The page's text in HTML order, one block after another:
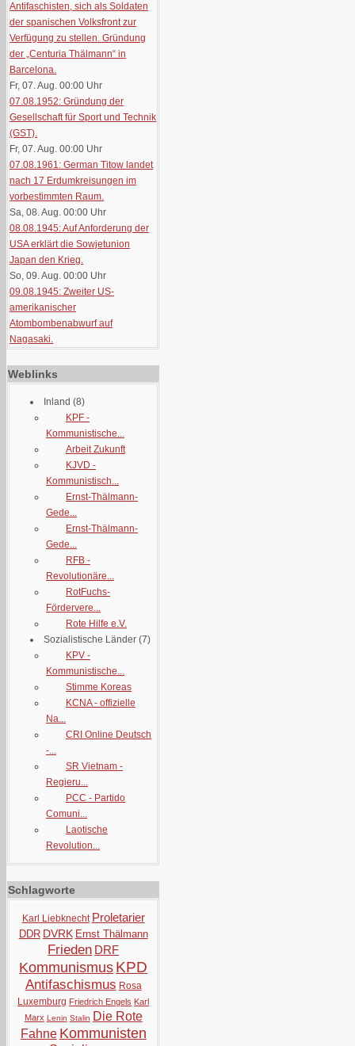
Antifaschisten, sich als Soldaten
der spanischen Volksfront zur
Verfügung zu stellen. Gründung
der „Centuria Thälmann“ in
Barcelona.
Fr, 07. Aug. 00:00 Uhr
07.08.1952: Gründung der
Gesellschaft für Sport und Technik
(GST).
Fr, 07. Aug. 00:00 Uhr
07.08.1961: German Titow landet
nach 17 Erdumkreisungen im
vorbestimmten Raum.
Sa, 08. Aug. 00:00 Uhr
08.08.1945: Auf Anforderung der
USA erklärt die Sowjetunion
Japan den Krieg.
So, 09. Aug. 00:00 Uhr
09.08.1945: Zweiter US-
amerikanischer
Atombombenabwurf auf
Nagasaki.
Weblinks
Inland (8)
KPF -
Kommunistische...
Arbeit Zukunft
KJVD -
Kommunistisch...
Ernst-Thälmann-
Gede...
Ernst-Thälmann-
Gede...
RFB -
Revolutionäre...
RotFuchs-
Fördervere...
Rote Hilfe e.V.
Sozialistische Länder (7)
KPV -
Kommunistische...
Stimme Koreas
KCNA - offizielle
Na...
CRI Online Deutsch
-...
SR Vietnam -
Regieru...
PCC - Partido
Comuni...
Laotische
Revolution...
Schlagworte
Karl Liebknecht Proletarier
DDR DVRK Ernst Thälmann
Frieden DRF
Kommunismus KPD
Antifaschismus Rosa
Luxemburg Friedrich Engels Karl
Marx Lenin Stalin Die Rote
Fahne Kommunisten